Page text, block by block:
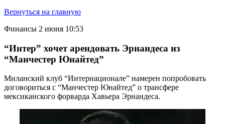
Вернуться на главную
Финансы 2 июня 10:53
“Интер” хочет арендовать Эрнандеса из
“Манчестер Юнайтед”
Миланский клуб “Интернационале” намерен попробовать
договориться с “Манчестер Юнайтед” о трансфере
мексиканского форварда Хавьера Эрнандеса.